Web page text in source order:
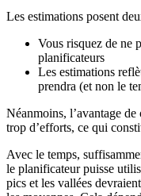
Les estimations posent
Vous risquez de ne
planificateurs
Les estimations
prendra (et non le
Néanmoins, l’avantage de
trop d’efforts, ce qui
Avec le temps,
le planificateur puisse
pics et les vallées